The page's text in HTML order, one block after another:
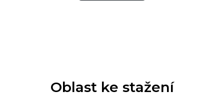
Specifikace plechů
Oblast ke stažení